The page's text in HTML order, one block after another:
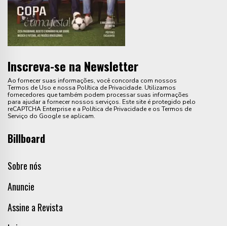
Inscreva-se na Newsletter
Ao fornecer suas informações, você concorda com nossos
Termos de Uso e nossa Política de Privacidade. Utilizamos
fornecedores que também podem processar suas informações
para ajudar a fornecer nossos serviços. Este site é protegido pelo
reCAPTCHA Enterprise e a Política de Privacidade e os Termos de
Serviço do Google se aplicam.
Billboard
Sobre nós
Anuncie
Assine a Revista